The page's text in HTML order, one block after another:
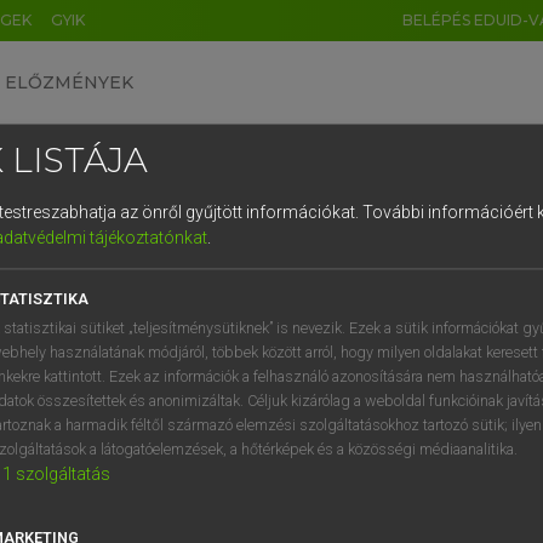
GYIK BELÉPÉS EDUID-
ELŐZMÉNYEK
műszaki szótár
VAN ELŐFIZETÉSED?
megtekintéséhez.
LISTÁJA
az önről gyűjtött információkat. További információért
tájékoztatónkat.
statisztikai sütiket „teljesítménysütiknek” is nevezik. Ezek a sütik információkat
használatának módjáról, többek között arról, hogy milyen oldalakat keresett
kattintott. Ezek az információk a felhasználó azonosítására nem
összesítettek és anonimizáltak. Céljuk kizárólag a weboldal funkcióinak
a harmadik féltől származó elemzési szolgáltatásokhoz tartozó sütik;
a látogatóelemzések, a hőtérképek és a közösségi médiaanalitika.
1 szolgáltatás
DE CN FR ES IT NL
1 2 3 4 5 6 7 8 9
q w e r t z u i
a s d f g h j k l é
í y x c v b n m , .